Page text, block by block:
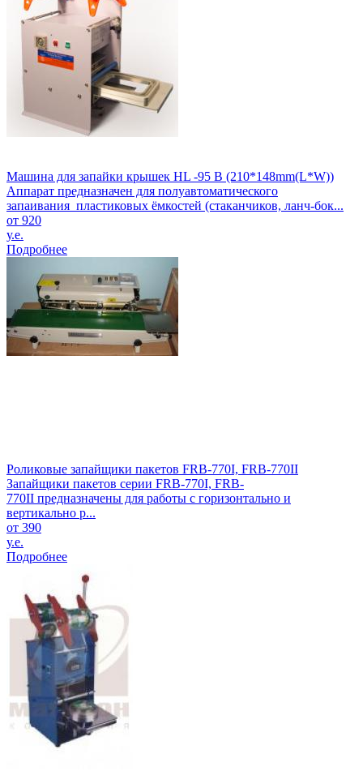
Машина для запайки крышек HL -95 В (210*148mm(L*W))
Аппарат предназначен для полуавтоматического
запаивания пластиковых ёмкостей (стаканчиков, ланч-бок...
от 920
у.е.
Подробнее
Роликовые запайщики пакетов FRB-770I, FRB-770II
Запайщики пакетов серии FRB-770I, FRB-
770II предназначены для работы с горизонтально и
вертикально р...
от 390
у.е.
Подробнее